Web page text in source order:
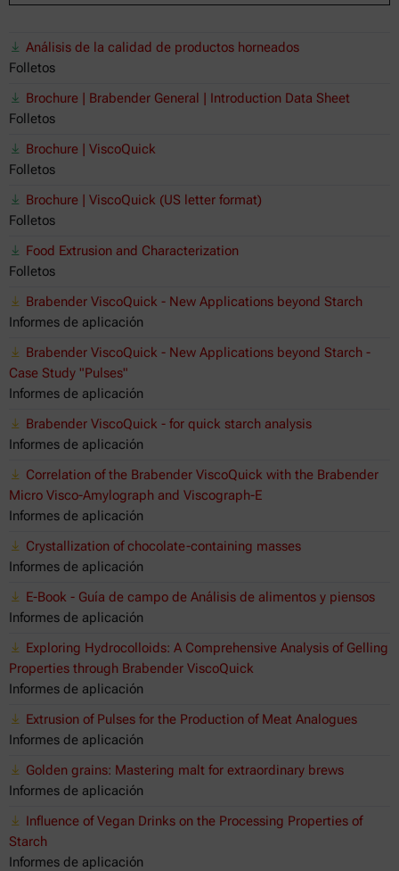
Análisis de la calidad de productos horneados
Folletos
Brochure | Brabender General | Introduction Data Sheet
Folletos
Brochure | ViscoQuick
Folletos
Brochure | ViscoQuick (US letter format)
Folletos
Food Extrusion and Characterization
Folletos
Brabender ViscoQuick - New Applications beyond Starch
Informes de aplicación
Brabender ViscoQuick - New Applications beyond Starch -
Case Study "Pulses"
Informes de aplicación
Brabender ViscoQuick - for quick starch analysis
Informes de aplicación
Correlation of the Brabender ViscoQuick with the Brabender
Micro Visco-Amylograph and Viscograph-E
Informes de aplicación
Crystallization of chocolate-containing masses
Informes de aplicación
E-Book - Guía de campo de Análisis de alimentos y piensos
Informes de aplicación
Exploring Hydrocolloids: A Comprehensive Analysis of Gelling
Properties through Brabender ViscoQuick
Informes de aplicación
Extrusion of Pulses for the Production of Meat Analogues
Informes de aplicación
Golden grains: Mastering malt for extraordinary brews
Informes de aplicación
Influence of Vegan Drinks on the Processing Properties of
Starch
Informes de aplicación